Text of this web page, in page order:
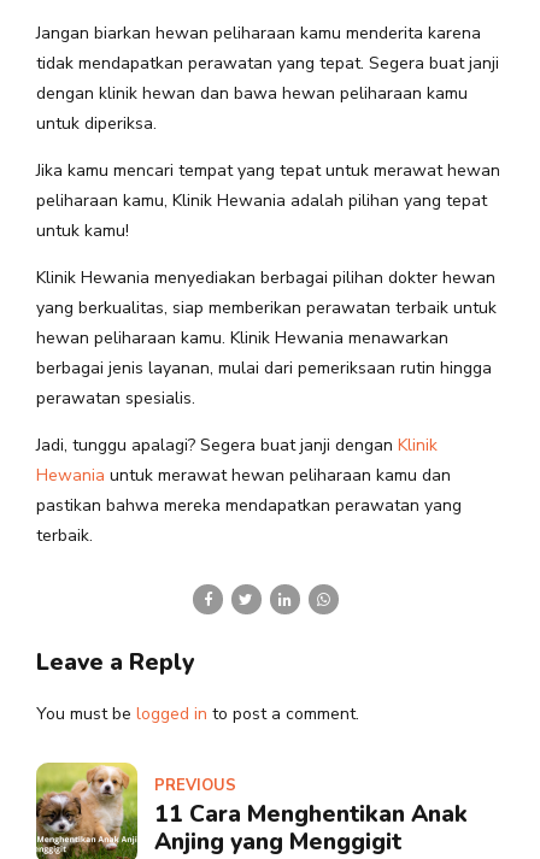
Jangan biarkan hewan peliharaan kamu menderita karena
tidak mendapatkan perawatan yang tepat. Segera buat janji
dengan klinik hewan dan bawa hewan peliharaan kamu
untuk diperiksa.
Jika kamu mencari tempat yang tepat untuk merawat hewan
peliharaan kamu, Klinik Hewania adalah pilihan yang tepat
untuk kamu!
Klinik Hewania menyediakan berbagai pilihan dokter hewan
yang berkualitas, siap memberikan perawatan terbaik untuk
hewan peliharaan kamu. Klinik Hewania menawarkan
berbagai jenis layanan, mulai dari pemeriksaan rutin hingga
perawatan spesialis.
Jadi, tunggu apalagi? Segera buat janji dengan Klinik
Hewania untuk merawat hewan peliharaan kamu dan
pastikan bahwa mereka mendapatkan perawatan yang
terbaik.
Leave a Reply
You must be logged in to post a comment.
PREVIOUS
11 Cara Menghentikan Anak
Anjing yang Menggigit